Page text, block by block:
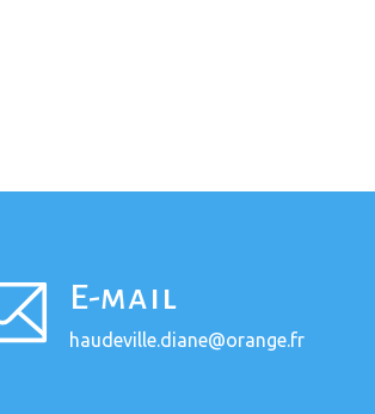
E-mail
haudeville.diane@orange.fr